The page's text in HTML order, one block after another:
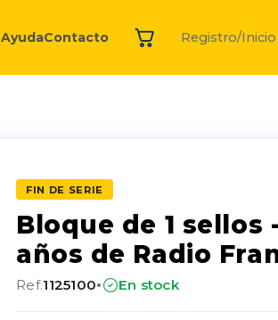
AyudaContacto Registro/
FIN DE SERIE
Bloque de 1 sellos
años de Radio
Ref.1125100· En stock